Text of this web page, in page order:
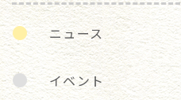
ニュース
イベント